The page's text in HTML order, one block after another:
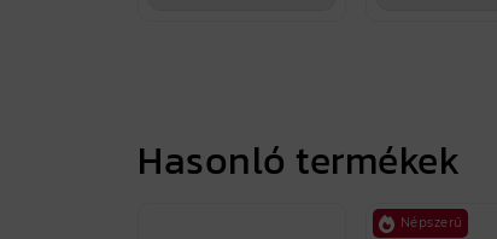
Hasonló termékek
Népszerű